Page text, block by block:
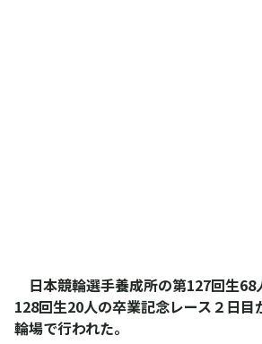
日本競輪選手養成所の第127回生68
128回生20人の卒業記念レース２日目
輪場で行われた。